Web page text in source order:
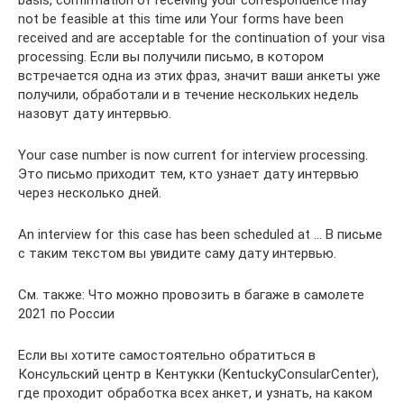
not be feasible at this time или Your forms have been
received and are acceptable for the continuation of your visa
processing. Если вы получили письмо, в котором
встречается одна из этих фраз, значит ваши анкеты уже
получили, обработали и в течение нескольких недель
назовут дату интервью.
Your case number is now current for interview processing.
Это письмо приходит тем, кто узнает дату интервью
через несколько дней.
An interview for this case has been scheduled at … В письме
с таким текстом вы увидите саму дату интервью.
См. также: Что можно провозить в багаже в самолете
2021 по России
Если вы хотите самостоятельно обратиться в
Консульский центр в Кентукки (KentuckyConsularCenter),
где проходит обработка всех анкет, и узнать, на каком